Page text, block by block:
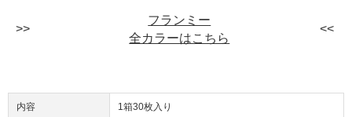
フランミー
全カラーはこちら
内容 1箱30枚入り